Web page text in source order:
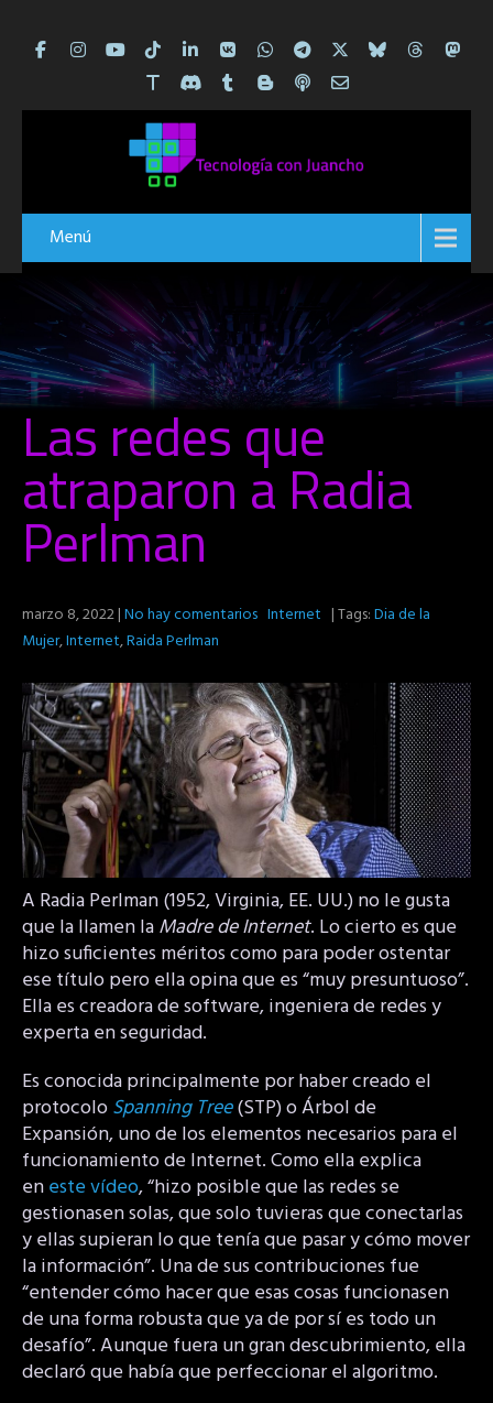
Menú
Las redes que
atraparon a Radia
Perlman
marzo 8, 2022|No hay comentarios Internet | Tags:Dia de la
Mujer,Internet,Raida Perlman
A Radia Perlman (1952, Virginia, EE. UU.) no le gusta
que la llamen laMadre de Internet. Lo cierto es que
hizo suficientes méritos como para poder ostentar
ese título pero ella opina que es “muy presuntuoso”.
Ella es creadora de software, ingeniera de redes y
experta en seguridad.
Es conocida principalmente por haber creado el
protocoloSpanning Tree(STP) o Árbol de
Expansión, uno de los elementos necesarios para el
funcionamiento de Internet. Como ella explica
eneste vídeo, “hizo posible que las redes se
gestionasen solas, que solo tuvieras que conectarlas
y ellas supieran lo que tenía que pasar y cómo mover
la información”. Una de sus contribuciones fue
“entender cómo hacer que esas cosas funcionasen
de una forma robusta que ya de por sí es todo un
desafío”. Aunque fuera un gran descubrimiento, ella
declaró que había que perfeccionar el algoritmo.